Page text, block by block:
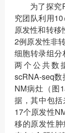
为了探究
究团队利用
原发性和转移
2例原发性非
细胞转录组分
两个公共数
scRNA-seq
NM病灶（图
据，其中包
17个原发性
移的原发性